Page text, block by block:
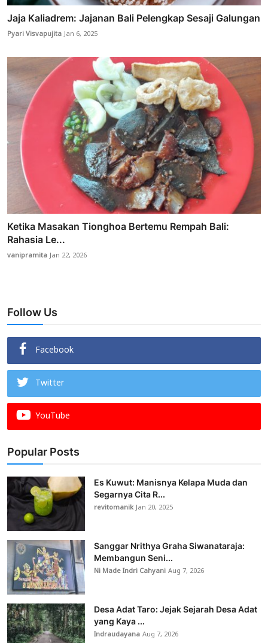
Jaja Kaliadrem: Jajanan Bali Pelengkap Sesaji Galungan
Pyari VisvapujitaJan 6, 2025
Ketika Masakan Tionghoa Bertemu Rempah Bali:
Rahasia Le...
vanipramitaJan 22, 2026
Follow Us
Facebook
Twitter
YouTube
Popular Posts
Es Kuwut: Manisnya Kelapa Muda dan
Segarnya Cita R...
revitomanikJan 20, 2025
Sanggar Nrithya Graha Siwanataraja:
Membangun Seni...
Ni Made Indri CahyaniAug 7, 2026
Desa Adat Taro: Jejak Sejarah Desa Adat
yang Kaya ...
IndraudayanaAug 7, 2026